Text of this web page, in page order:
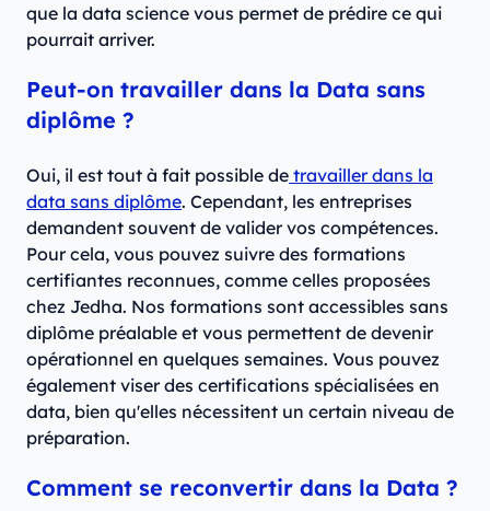
que la data science vous permet de prédire ce qui
pourrait arriver.
Peut-on travailler dans la Data sans
diplôme ?
Oui, il est tout à fait possible de travailler dans la
data sans diplôme. Cependant, les entreprises
demandent souvent de valider vos compétences.
Pour cela, vous pouvez suivre des formations
certifiantes reconnues, comme celles proposées
chez Jedha. Nos formations sont accessibles sans
diplôme préalable et vous permettent de devenir
opérationnel en quelques semaines. Vous pouvez
également viser des certifications spécialisées en
data, bien qu'elles nécessitent un certain niveau de
préparation.
Comment se reconvertir dans la Data ?